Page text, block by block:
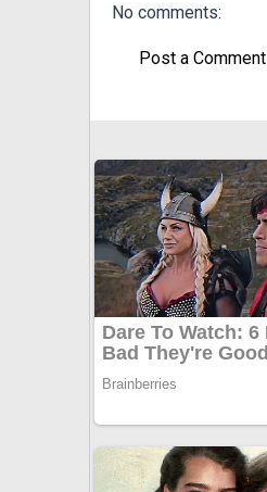
No comments:
Post a Comment